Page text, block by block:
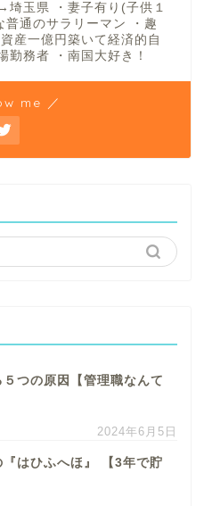
玉県 ・妻子有り(子供１
普通のサラリーマン ・趣
一億円築いて経済的自
勤務者 ・南国大好き！
me ／
つの原因【管理職なんて
2024年6月5日
『はひふへほ』 【3年で貯